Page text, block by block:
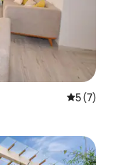
5 av 5 i
5 (7)